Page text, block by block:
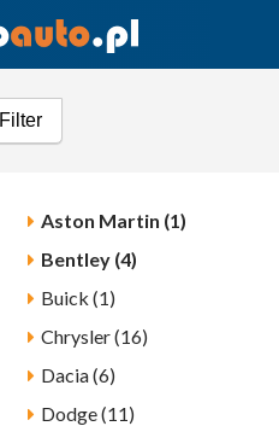
Filter
Aston Martin (1)
Bentley (4)
Buick (1)
Chrysler (16)
Dacia (6)
Dodge (11)